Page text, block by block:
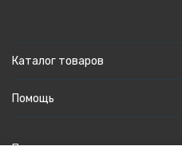
Каталог товаров
Помощь
Политика персональных данных